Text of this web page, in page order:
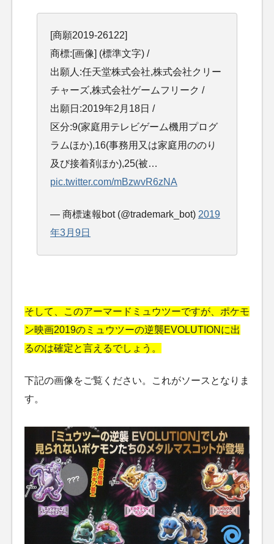
[商願2019-26122]
商標:[画像] (標準文字) /
出願人:任天堂株式会社,株式会社クリー
チャーズ,株式会社ゲームフリーク /
出願日:2019年2月18日 /
区分:9(家庭用テレビゲーム機用プログ
ラムほか),16(事務用又は家庭用ののり
及び接着剤ほか),25(被…
pic.twitter.com/mBzwvR6zNA
— 商標速報bot (@trademark_bot) 2019
年3月9日
そして、このアーマードミュウツーですが、ポケモ
ン映画2019のミュウツーの逆襲EVOLUTIONに出
るのは確定と言えるでしょう。
下記の画像をご覧ください。これがソースとなりま
す。